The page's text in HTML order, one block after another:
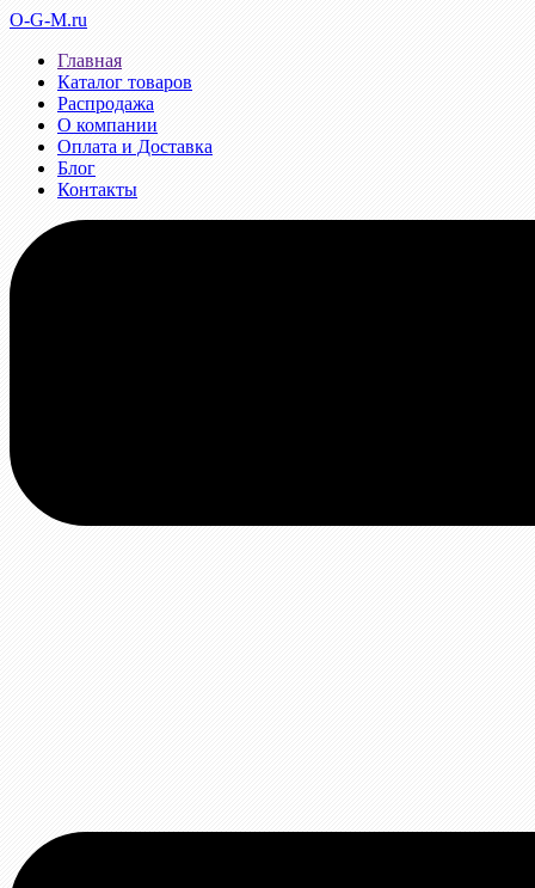
O-G-M.ru
Главная
Каталог товаров
Распродажа
О компании
Оплата и Доставка
Блог
Контакты